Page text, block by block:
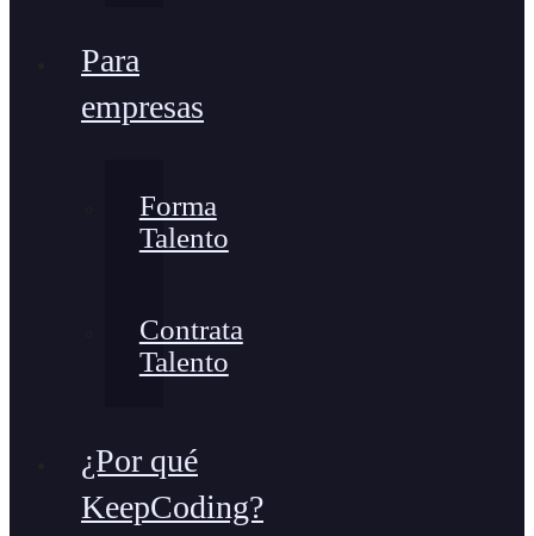
Para
empresas
Forma
Talento
Contrata
Talento
¿Por qué
KeepCoding?